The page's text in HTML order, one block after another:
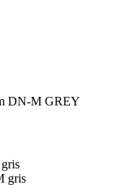
DN-M GREY